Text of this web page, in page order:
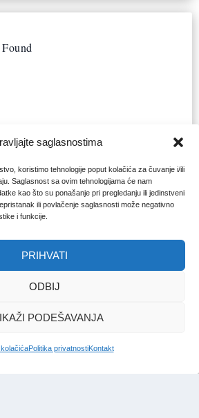
saglasnostima
koristimo tehnologije poput kolačića za čuvanje i/ili
Saglasnost sa ovim tehnologijama će nam
kao što su ponašanje pri pregledanju ili jedinstveni
ili povlačenje saglasnosti može negativno
i funkcije.
PRIHVATI
ODBIJ
PODEŠAVANJA
kolačićaPolitika privatnostiKontakt